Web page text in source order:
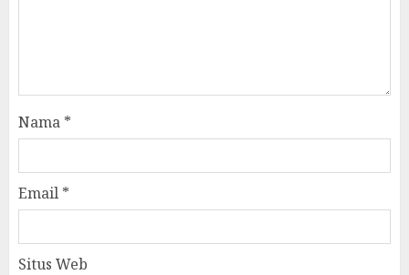
Nama *
Email *
Situs Web